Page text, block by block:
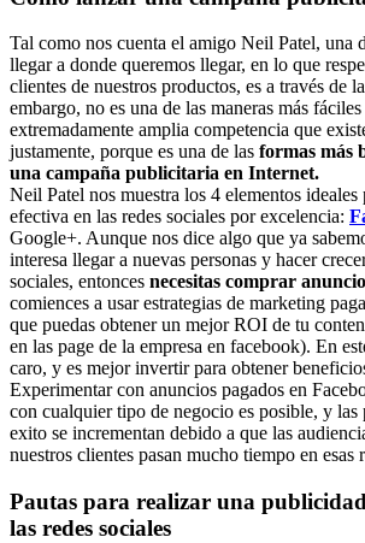
Tal como nos cuenta el amigo Neil Patel, una
llegar a donde queremos llegar, en lo que
clientes de nuestros productos, es a través de
embargo, no es una de las maneras más
extremadamente amplia competencia que
justamente, porque es una de las formas más
una campaña publicitaria en Internet.
Neil Patel nos muestra los 4 elementos
efectiva en las redes sociales por excelencia:
Google+. Aunque nos dice algo que ya
interesa llegar a nuevas personas y hacer
sociales, entonces necesitas comprar
comiences a usar estrategias de marketing
que puedas obtener un mejor ROI de tu
en las page de la empresa en facebook). En
caro, y es mejor invertir para obtener
Experimentar con anuncios pagados en
con cualquier tipo de negocio es posible, y las
exito se incrementan debido a que las
nuestros clientes pasan mucho tiempo en esas
Pautas para realizar una
las redes sociales